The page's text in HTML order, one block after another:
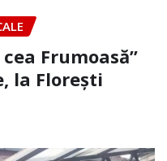
Frumoasă”
la Florești